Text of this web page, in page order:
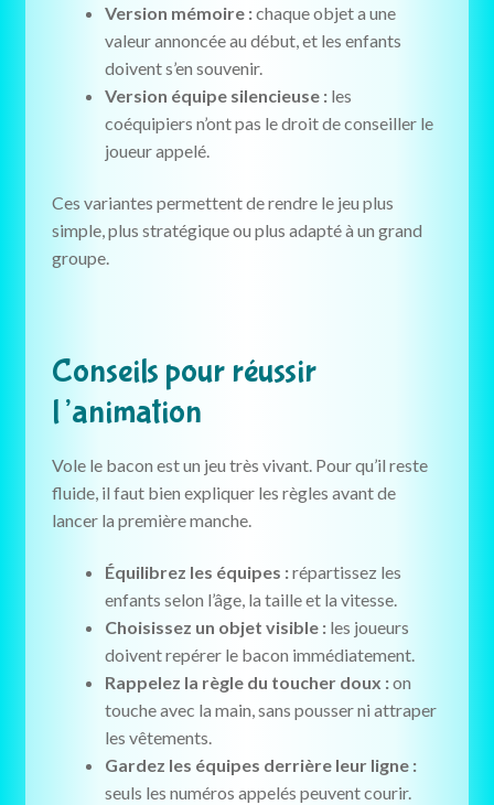
Version mémoire :chaque objet a une
valeur annoncée au début, et les enfants
doivent s’en souvenir.
Version équipe silencieuse :les
coéquipiers n’ont pas le droit de conseiller le
joueur appelé.
Ces variantes permettent de rendre le jeu plus
simple, plus stratégique ou plus adapté à un grand
groupe.
Conseils pour réussir
l’animation
Vole le bacon est un jeu très vivant. Pour qu’il reste
fluide, il faut bien expliquer les règles avant de
lancer la première manche.
Équilibrez les équipes :répartissez les
enfants selon l’âge, la taille et la vitesse.
Choisissez un objet visible :les joueurs
doivent repérer le bacon immédiatement.
Rappelez la règle du toucher doux :on
touche avec la main, sans pousser ni attraper
les vêtements.
Gardez les équipes derrière leur ligne :
seuls les numéros appelés peuvent courir.